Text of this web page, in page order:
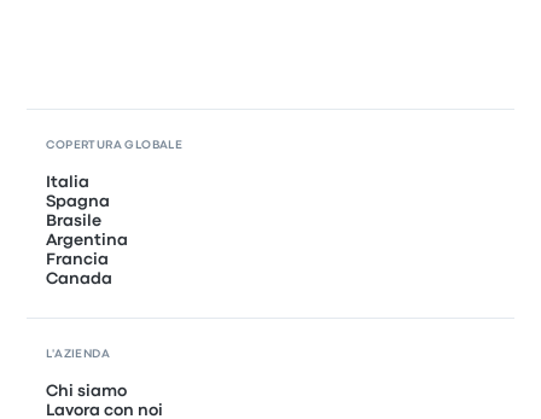
COPERTURA GLOBALE
Italia
Spagna
Brasile
Argentina
Francia
Canada
L'AZIENDA
Chi siamo
Lavora con noi